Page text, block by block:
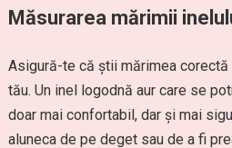
Măsurarea mărimii
Asigură-te că știi mărimea corectă
tău. Un inel logodnă aur care se
doar mai confortabil, dar și mai
aluneca de pe deget sau de a fi